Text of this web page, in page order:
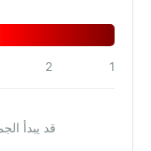
1
2
قد يبدأ